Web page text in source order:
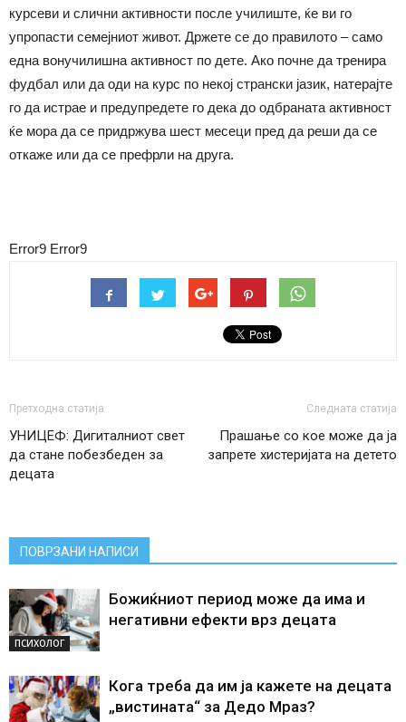
курсеви и слични активности после училиште, ќе ви го
упропасти семејниот живот. Држете се до правилото – само
една вонучилишна активност по дете. Ако почне да тренира
фудбал или да оди на курс по некој странски јазик, натерајте
го да истрае и предупредете го дека до одбраната активност
ќе мора да се придржува шест месеци пред да реши да се
откаже или да се префрли на друга.
Error9 Error9
Претходна статија
УНИЦЕФ: Дигиталниот свет
да стане побезбеден за
децата
Следната статија
Прашање со кое може да ја
запрете хистеријата на детето
ПОВРЗАНИ НАПИСИ
ПСИХОЛОГ
Божиќниот период може да има и
негативни ефекти врз децата
Кога треба да им ја кажете на децата
„вистината“ за Дедо Мраз?